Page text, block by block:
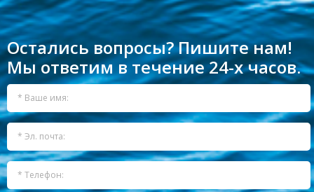
Остались вопросы? Пишите нам!
Мы ответим в течение 24-х часов.